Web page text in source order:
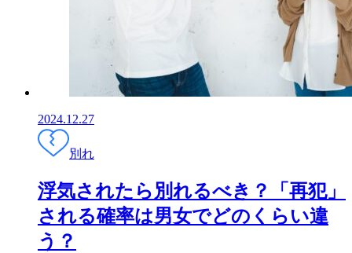
2024.12.27
別れ
浮気されたら別れるべき？「再犯」
される確率は男女でどのくらい違
う？